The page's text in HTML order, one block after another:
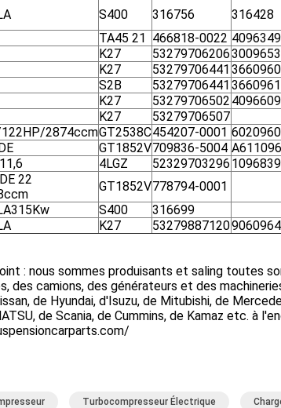
S400 316756 316428
TA45 21 466818-0022
K27 53279706206
K27 53279706441
S2B 53279706441
K27 53279706502
K27 53279706507
2874ccmGT2538C454207-0001
GT1852V709836-5004
4LGZ 52329703296
22
GT1852V778794-0001
S400 316699
K27 53279887120
: nous sommes produisants et saling toutes
des camions, des générateurs et des
de Hyundai, d'Isuzu, de Mitubishi, de
de Scania, de Cummins, de Kamaz etc. à
Turbocompresseur Électrique